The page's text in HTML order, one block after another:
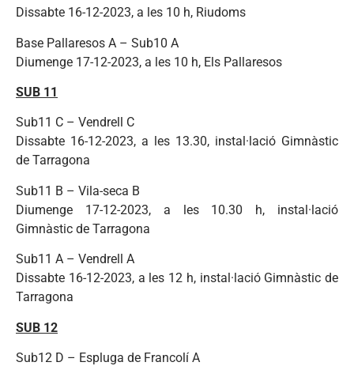
Dissabte 16-12-2023, a les 10 h, Riudoms
Base Pallaresos A – Sub10 A
Diumenge 17-12-2023, a les 10 h, Els Pallaresos
SUB 11
Sub11 C – Vendrell C
Dissabte 16-12-2023, a les 13.30, instal·lació Gimnàstic
de Tarragona
Sub11 B – Vila-seca B
Diumenge 17-12-2023, a les 10.30 h, instal·lació
Gimnàstic de Tarragona
Sub11 A – Vendrell A
Dissabte 16-12-2023, a les 12 h, instal·lació Gimnàstic de
Tarragona
SUB 12
Sub12 D – Espluga de Francolí A